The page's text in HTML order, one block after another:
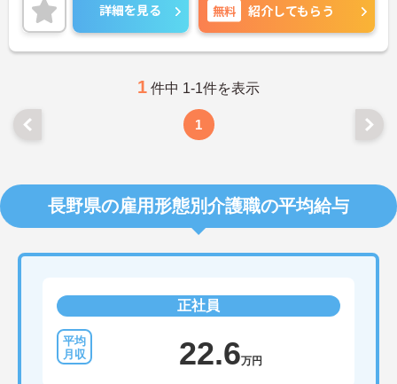
詳細を見る 無料 紹介してもらう
1 件中 1-1件を表示
1
長野県の雇用形態別介護職の平均給与
正社員
22.6万円